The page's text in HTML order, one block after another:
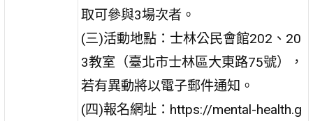
取可參與3場次者。
(三)活動地點：士林公民會館202、20
3教室（臺北市士林區大東路75號），
若有異動將以電子郵件通知。
(四)報名網址：https://mental-health.g